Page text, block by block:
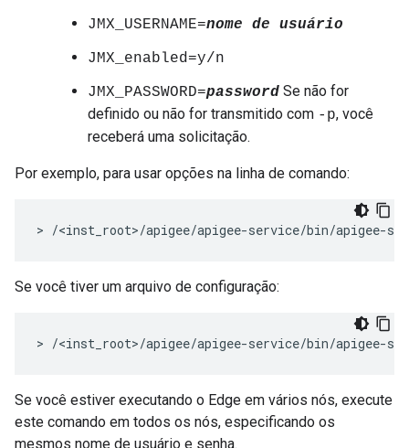
JMX_USERNAME=nome de usuário
JMX_enabled=y/n
JMX_PASSWORD=password Se não for
definido ou não for transmitido com -p, você
receberá uma solicitação.
Por exemplo, para usar opções na linha de comando:
> /<inst_root>/apigee/apigee-service/bin/apigee-
Se você tiver um arquivo de configuração:
> /<inst_root>/apigee/apigee-service/bin/apigee-
Se você estiver executando o Edge em vários nós, execute
este comando em todos os nós, especificando os
mesmos nome de usuário e senha.